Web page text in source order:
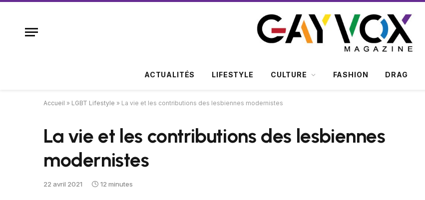
ACTUALITÉS LIFESTYLE CULTURE FASHION DRAG
Accueil » LGBT Lifestyle » La vie et les contributions des lesbiennes modernistes
La vie et les contributions des lesbiennes
modernistes
22 avril 2021 12 minutes